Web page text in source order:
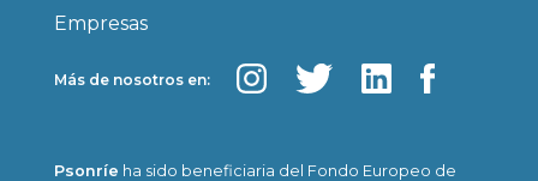
Empresas
Más de nosotros en:
Psonríe ha sido beneficiaria del Fondo Europeo de